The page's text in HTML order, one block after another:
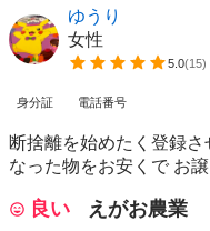
ゆうり
女性
5.0(15)
身分証 電話番号
断捨離を始めたく登録
なった物をお安くで お
良い えがお農業